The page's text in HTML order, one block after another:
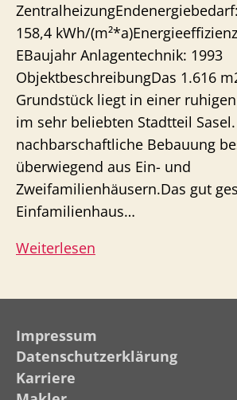
ZentralheizungEndenergiebedarf:
158,4 kWh/
EBaujahr Anlagentechnik: 1993
ObjektbeschreibungDas 1.616
Grundstück liegt in einer
im sehr beliebten Stadtteil
nachbarschaftliche Bebauung
überwiegend aus Ein- und
Zweifamilienhäusern.Das gut
Einfamilienhaus…
Weiterlesen
mit
Süd-/West-
Impressum
Datenschutzerklärung
Karriere